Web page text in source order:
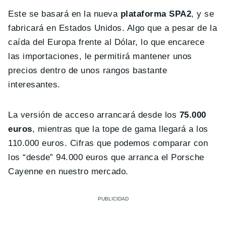
Este se basará en la nueva plataforma SPA2, y se
fabricará en Estados Unidos. Algo que a pesar de la
caída del Europa frente al Dólar, lo que encarece
las importaciones, le permitirá mantener unos
precios dentro de unos rangos bastante
interesantes.
La versión de acceso arrancará desde los 75.000
euros, mientras que la tope de gama llegará a los
110.000 euros. Cifras que podemos comparar con
los “desde” 94.000 euros que arranca el Porsche
Cayenne en nuestro mercado.